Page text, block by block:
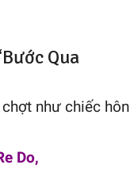
Qua
như chiếc hôn
Do,